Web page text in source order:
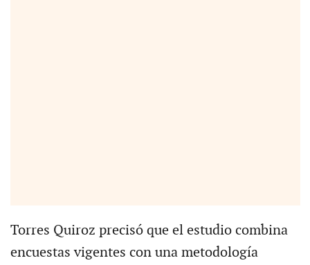
Torres Quiroz precisó que el estudio combina
encuestas vigentes con una metodología